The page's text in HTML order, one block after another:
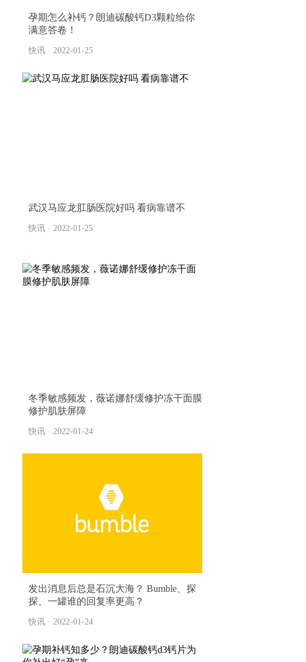
孕期怎么补钙？朗迪碳酸钙D3颗粒给你
满意答卷！
快讯 · 2022-01-25
武汉马应龙肛肠医院好吗 看病靠谱不
快讯 · 2022-01-25
冬季敏感频发，薇诺娜舒缓修护冻干面膜
修护肌肤屏障
快讯 · 2022-01-24
发出消息后总是石沉大海？ Bumble、探
探、一罐谁的回复率更高？
快讯 · 2022-01-24